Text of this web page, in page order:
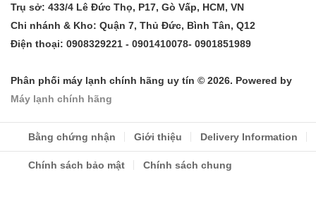
Trụ sở: 433/4 Lê Đức Thọ, P17, Gò Vấp, HCM, VN
Chi nhánh & Kho: Quận 7, Thủ Đức, Bình Tân, Q12
Điện thoại: 0908329221 - 0901410078- 0901851989
Phân phối máy lạnh chính hãng uy tín © 2026. Powered by
Máy lạnh chính hãng
Bằng chứng nhận Giới thiệu Delivery Information
Chính sách bảo mật Chính sách chung